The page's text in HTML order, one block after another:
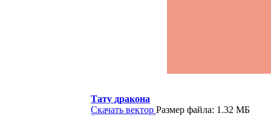
Тату дракона
Скачать вектор Размер файла: 1.32 МБ